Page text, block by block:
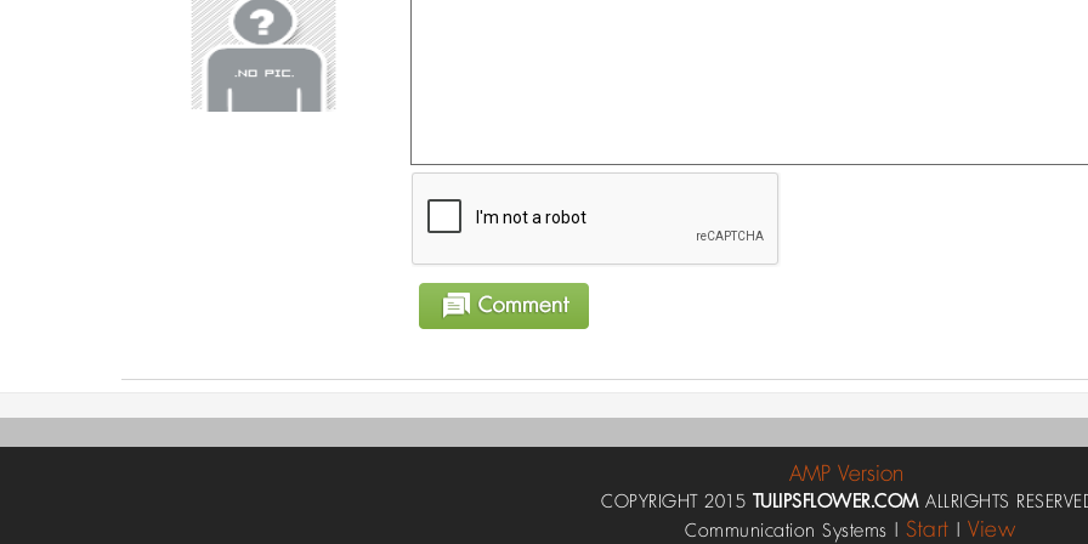
AMP Version
COPYRIGHT 2015 TULIPSFLOWER.COMALLRIGHTS
Communication Systems | Start | View